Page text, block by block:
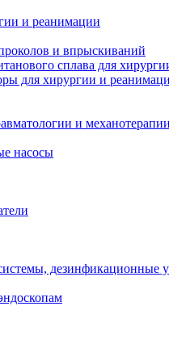
и реанимации
и впрыскиваний
сплава для
для хирургии и
и механотерапии
насосы
дезинфикационные